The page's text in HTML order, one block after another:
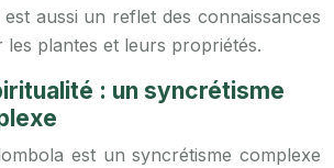
aussi un reflet des connaissances
les plantes et leurs propriétés.
: un syncrétisme
est un syncrétisme complexe